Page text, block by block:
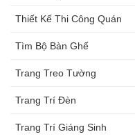
Thiết Kế Thi Công Quán
Tìm Bộ Bàn Ghế
Trang Treo Tường
Trang Trí Đèn
Trang Trí Giáng Sinh